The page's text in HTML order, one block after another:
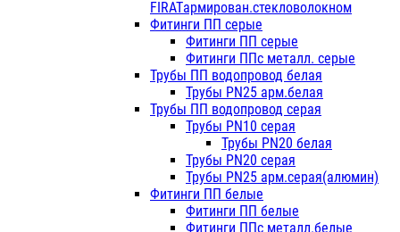
FIRATармирован.стекловолокном
Фитинги ПП серые
Фитинги ПП серые
Фитинги ППс металл. серые
Трубы ПП водопровод белая
Трубы PN25 арм.белая
Трубы ПП водопровод серая
Трубы PN10 серая
Трубы PN20 белая
Трубы PN20 серая
Трубы PN25 арм.серая(алюмин)
Фитинги ПП белые
Фитинги ПП белые
Фитинги ППс металл.белые